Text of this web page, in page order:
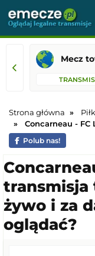
Mecz
Strona główna
Concarneau - FC
Polub nas!
transmisja
żywo i za
oglądać?